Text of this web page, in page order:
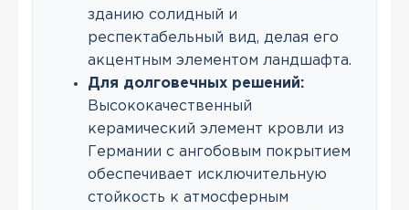
зданию солидный и
респектабельный вид, делая его
акцентным элементом ландшафта.
Для долговечных решений:
Высококачественный
керамический элемент кровли из
Германии с ангобовым покрытием
обеспечивает исключительную
стойкость к атмосферным